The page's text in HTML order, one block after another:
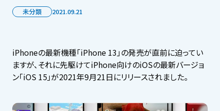
未分類 2021.09.21
iPhoneの最新機種「iPhone 13」の発売が直前に迫ってい
ますが、それに先駆けてiPhone向けのiOSの最新バージョ
ン「iOS 15」が2021年9月21日にリリースされました。